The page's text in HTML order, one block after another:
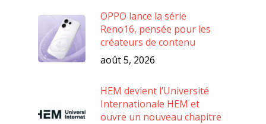
OPPO lance la série
Reno16, pensée pour les
créateurs de contenu
août 5, 2026
HEM devient l’Université
Internationale HEM et
ouvre un nouveau chapitre